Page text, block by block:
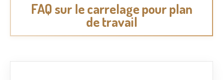
FAQ sur le carrelage pour plan
de travail